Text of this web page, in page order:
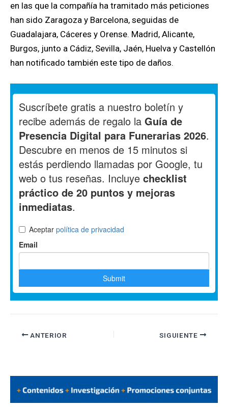
en las que la compañía ha tramitado más peticiones
han sido Zaragoza y Barcelona, seguidas de
Guadalajara, Cáceres y Orense. Madrid, Alicante,
Burgos, junto a Cádiz, Sevilla, Jaén, Huelva y Castellón
han notificado también este tipo de daños.
ANTERIOR SIGUIENTE